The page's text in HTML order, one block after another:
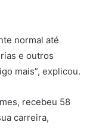
normal até
e outros
mais”, explicou.
recebeu 58
carreira,